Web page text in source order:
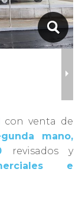
con venta de
mano,
revisados y
e